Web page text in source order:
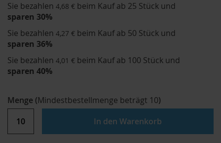
Sie bezahlen 4,68 € beim Kauf ab 25 Stück und
sparen 30%
Sie bezahlen 4,27 € beim Kauf ab 50 Stück und
sparen 36%
Sie bezahlen 4,01 € beim Kauf ab 100 Stück und
sparen 40%
Menge (Mindestbestellmenge beträgt 10)
In den Warenkorb